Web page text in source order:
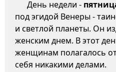
День недели -
под эгидой Венеры -
и светлой планеты. Он
женским днем. В этот
женщинам полагалось
себя никакими делами.